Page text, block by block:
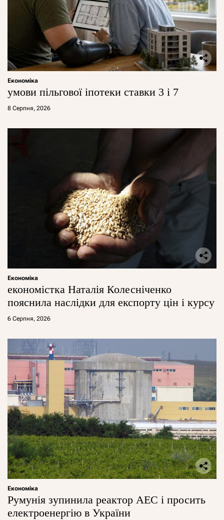
Економіка
умови пільгової іпотеки ставки 3 і 7
8 Серпня, 2026
Економіка
економістка Наталія Колесніченко
пояснила наслідки для експорту цін і курсу
6 Серпня, 2026
Економіка
Румунія зупинила реактор АЕС і просить
електроенергію в України